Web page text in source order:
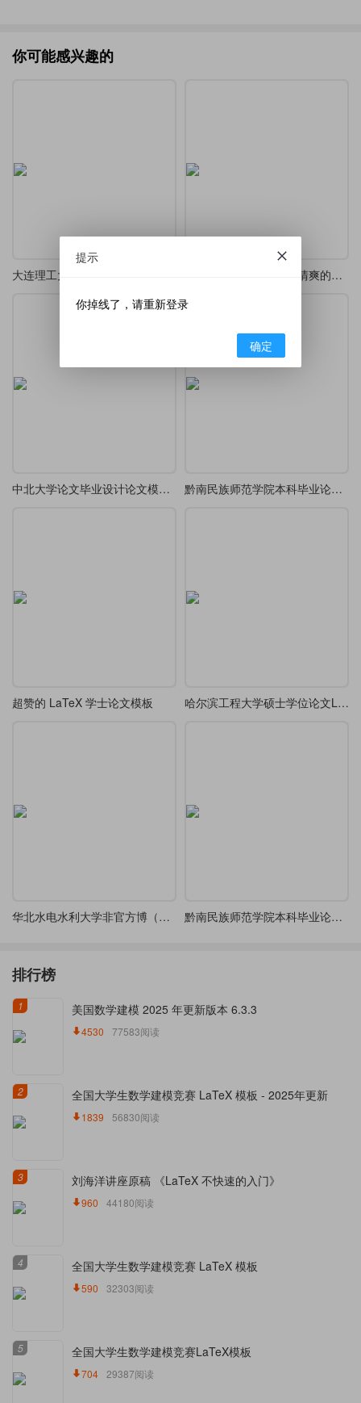
你可能感兴趣的
一个非常精心设计干净清爽的毕业论文模版
中北大学论文毕业设计论文模板1.0 黔南民族师范学院本科毕业论文（理科类）模板
超赞的 LaTeX 学士论文模板 哈尔滨工程大学硕士学位论文LaTeX模版
华北水电水利大学非官方博（硕）士毕业论文模板1.0版 黔南民族师范学院本科毕业论文开题报告
排行榜
1 美国数学建模 2025 年更新版本 6.3.3
4530 77583阅读
2 全国大学生数学建模竞赛 LaTeX 模板 - 2025年更新
1839 56830阅读
3 刘海洋讲座原稿 《LaTeX 不快速的入门》
960 44180阅读
4 全国大学生数学建模竞赛 LaTeX 模板
590 32303阅读
5 全国大学生数学建模竞赛LaTeX模板
704 29387阅读
提示
你掉线了，请重新登录
确定